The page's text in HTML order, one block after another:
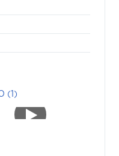
(1)